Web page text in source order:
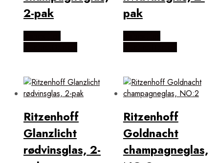
2-pak
pak
Ritzenhoff
Glanzlicht
rødvinsglas, 2-
Ritzenhoff
Goldnacht
champagneglas,